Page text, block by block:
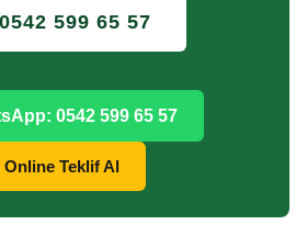
599 65 57
0542 599 65 57
Online Teklif Al